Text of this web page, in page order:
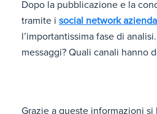
Dopo la pubblicazione e la
tramite i social network
l’importantissima fase di
messaggi? Quali canali hanno
Grazie a queste informazioni